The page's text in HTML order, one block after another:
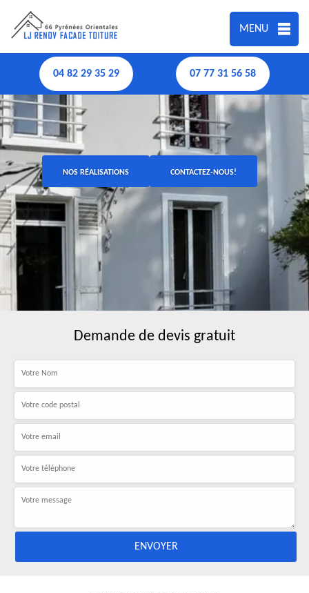
MENU
04 82 29 35 29 07 77 31 56 58
NOS RÉALISATIONS CONTACTEZ-NOUS!
Demande de devis gratuit